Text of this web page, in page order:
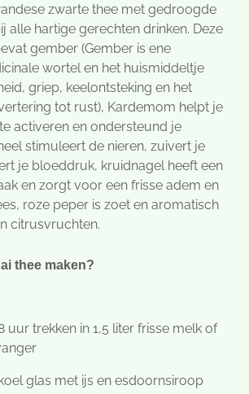
zwarte thee met gedroogde
alle hartige gerechten drinken. Deze
gember (Gember is ene
wortel en het huismiddeltje
griep, keelontsteking en het
tot rust), Kardemom helpt je
activeren en ondersteund je
stimuleert de nieren, zuivert je
je bloeddruk, kruidnagel heeft een
en zorgt voor een frisse adem en
roze peper is zoet en aromatisch
citrusvruchten.
thee maken?
uur trekken in 1,5 liter frisse melk of
glas met ijs en esdoornsiroop